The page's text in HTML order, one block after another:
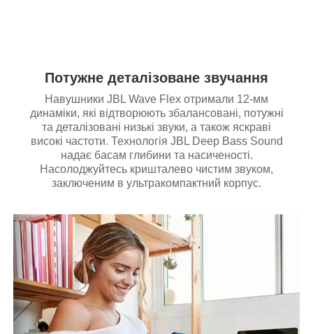
Потужне деталізоване звучання
Навушники JBL Wave Flex отримали 12-мм
динаміки, які відтворюють збалансовані, потужні
та деталізовані низькі звуки, а також яскраві
високі частоти. Технологія JBL Deep Bass Sound
надає басам глибини та насиченості.
Насолоджуйтесь кришталево чистим звуком,
заключеним в ультракомпактний корпус.